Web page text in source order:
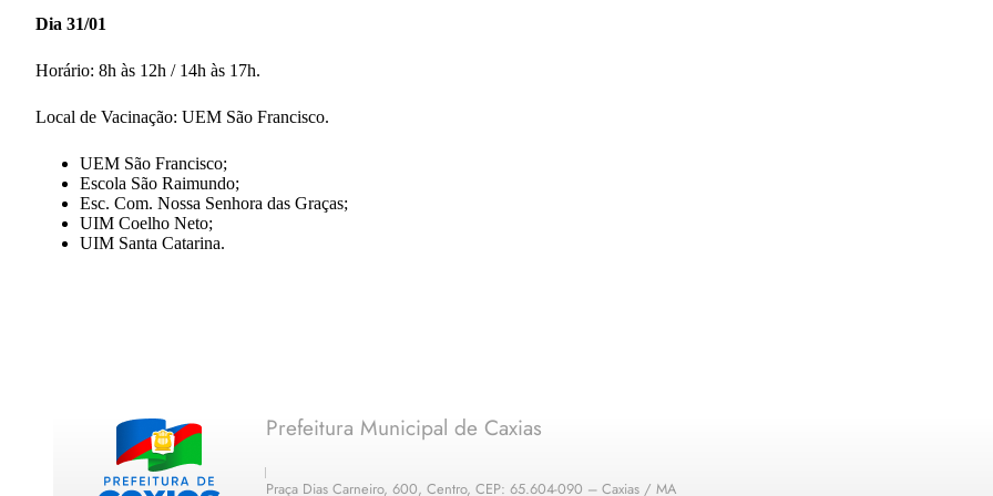
Dia 31/01
Horário: 8h às 12h / 14h às 17h.
Local de Vacinação: UEM São Francisco.
UEM São Francisco;
Escola São Raimundo;
Esc. Com. Nossa Senhora das Graças;
UIM Coelho Neto;
UIM Santa Catarina.
Prefeitura Municipal de Caxias
Praça Dias Carneiro, 600, Centro, CEP: 65.604-090 – Caxias / MA